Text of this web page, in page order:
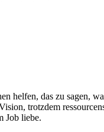
helfen, das zu sagen,
trotzdem
Job liebe.